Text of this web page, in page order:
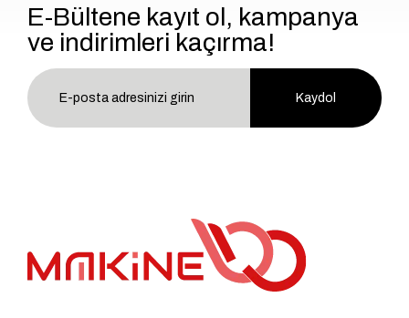
E-Bültene kayıt ol, kampanya
ve indirimleri kaçırma!
Kaydol